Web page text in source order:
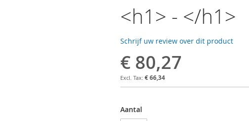
<h1> - </h1>
Schrijf uw review over dit product
€ 80,27
€ 66,34
Aantal